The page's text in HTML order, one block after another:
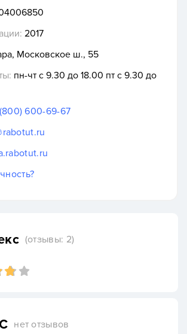
2017
Московское ш., 55
пн-чт с 9.30 до 18.00 пт с 9.30 до
600-69-67
(отзывы: 2)
нет отзывов